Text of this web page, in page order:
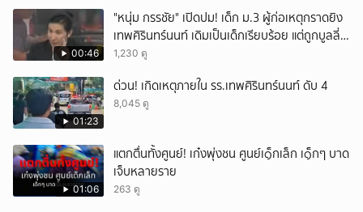
00:46
"หนุ่ม กรรชัย" เปิดปม! เด็ก ม.3 ผู้ก่อเหตุกราดยิง
เทพศิรินทร์นนท์ เดิมเป็นเด็กเรียบร้อย แต่ถูกบูลลี่
หนัก คาดแรงกดดันสะสมกลายเป็นแรงแค้น จนก่อ
1,230 ดู
01:23
ด่วน! เกิดเหตุภายใน รร.เทพศิรินทร์นนท์ ดับ 4
8,045 ดู
01:06
แตกตื่นทั้งศูนย์! เก๋งพุ่งชน ศูนย์เ๑็กเล็ก เ๑็กๆ บาด
เจ็บหลายราย
263 ดู